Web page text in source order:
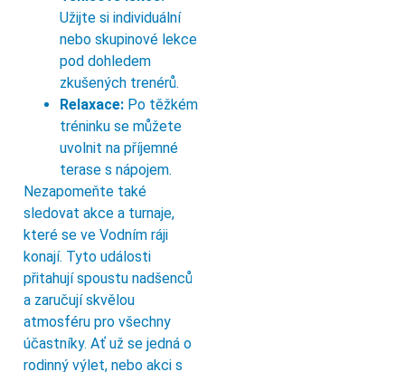
Užijte si individuální
nebo skupinové lekce
pod dohledem
zkušených trenérů.
Relaxace: Po těžkém
tréninku se můžete
uvolnit na příjemné
terase s nápojem.
Nezapomeňte také
sledovat akce a turnaje,
které se ve Vodním ráji
konají. Tyto události
přitahují spoustu nadšenců
a zaručují skvělou
atmosféru pro všechny
účastníky. Ať už se jedná o
rodinný výlet, nebo akci s